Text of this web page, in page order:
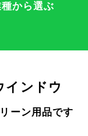
から選ぶ
インドウ
ーン用品です